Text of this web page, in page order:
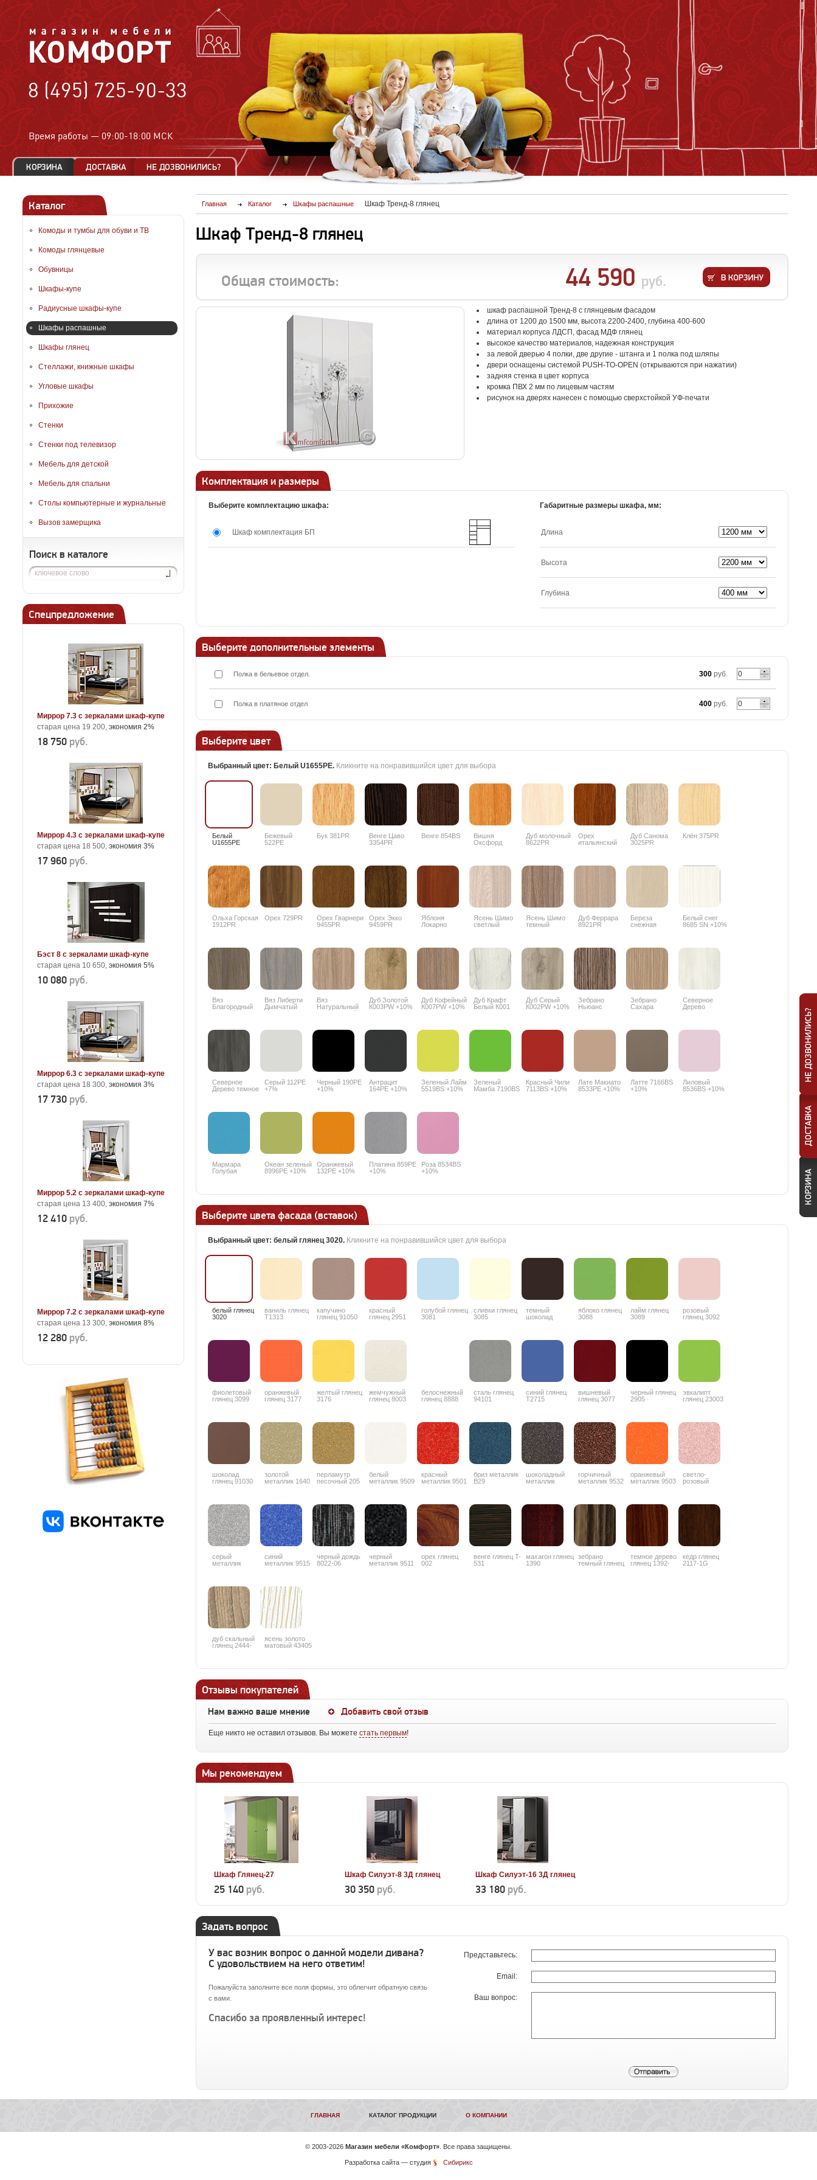
8 (495) 725-90-33
Время работы — 09:00-18:00 МСК
Каталог
Комоды и тумбы для обуви и ТВ
Комоды глянцевые
Обувницы
Шкафы-купе
Радиусные шкафы-купе
Шкафы распашные
Шкафы глянец
Стеллажи, книжные шкафы
Угловые шкафы
Прихожие
Стенки
Стенки под телевизор
Мебель для детской
Мебель для спальни
Столы компьютерные и журнальные
Вызов замерщика
Поиск в каталоге
Спецпредложение
Миррор 7.3 с зеркалами шкаф-купе
старая цена 19 200, экономия 2%
18 750 руб.
Миррор 4.3 с зеркалами шкаф-купе
старая цена 18 500, экономия 3%
17 960 руб.
Бэст 8 с зеркалами шкаф-купе
старая цена 10 650, экономия 5%
10 080 руб.
Миррор 6.3 с зеркалами шкаф-купе
старая цена 18 300, экономия 3%
17 730 руб.
Миррор 5.2 с зеркалами шкаф-купе
старая цена 13 400, экономия 7%
12 410 руб.
Миррор 7.2 с зеркалами шкаф-купе
старая цена 13 300, экономия 8%
12 280 руб.
Главная Каталог Шкафы распашные Шкаф Тренд-8 глянец
Шкаф Тренд-8 глянец
Общая стоимость: 44 590 руб.
шкаф распашной Тренд-8 с глянцевым фасадом
длина от 1200 до 1500 мм, высота 2200-2400, глубина 400-600
материал корпуса ЛДСП, фасад МДФ глянец
высокое качество материалов, надежная конструкция
за левой дверью 4 полки, две другие - штанга и 1 полка под шляпы
двери оснащены системой PUSH-TO-OPEN (открываются при нажатии)
задняя стенка в цвет корпуса
кромка ПВХ 2 мм по лицевым частям
рисунок на дверях нанесен с помощью сверхстойкой УФ-печати
Комплектация и размеры
Выберите комплектацию шкафа:
Шкаф комплектация БП
Габаритные размеры шкафа, мм:
Длина
Высота
Глубина
Выберите дополнительные элементы
Полка в бельевое отдел. 300 руб.
Полка в платяное отдел 400 руб.
Выберите цвет
Выбранный цвет: Белый U1655PE. Кликните на понравившийся цвет для выбора
Белый
U1655PE
Бежевый
522PE
Бук 381PR
Венге Цаво
3354PR
Венге 854BS
Вишня
Оксфорд
Дуб молочный
8622PR
Орех
итальянский
Дуб Санома
3025PR
Клён 375PR
Ольха Горская
1912PR
Орех 729PR
Орех Гварнери
9455PR
Орех Экко
9459PR
Яблоня
Локарно
Ясень Шимо
светлый
Ясень Шимо
темный
Дуб Феррара
8921PR
Береза
снежная
Белый снег
8685 SN +10%
Вяз
Благородный
темный
Вяз Либерти
Дымчатый
Вяз
Натуральный
благородный
Дуб Золотой
К003PW +10%
Дуб Кофейный
К007PW +10%
Дуб Крафт
Белый К001
Дуб Серый
К002PW +10%
Зебрано
Ньюанс
Зебрано
Сахара
Северное
Дерево
Северное
Дерево темное
Серый 112PE
+7%
Черный 190PE
+10%
Антрацит
164PE +10%
Зеленый Лайм
5519BS +10%
Зеленый
Мамба 7190BS
Красный Чили
7113BS +10%
Лате Макиато
8533PE +10%
Латте 7166BS
+10%
Лиловый
8536BS +10%
Мармара
Голубая
Океан зеленый
8996PE +10%
Оранжевый
132PE +10%
Платина 859PE
+10%
Роза 8534BS
+10%
Выберите цвета фасада (вставок)
Выбранный цвет: белый глянец 3020. Кликните на понравившийся цвет для выбора
белый глянец
3020
ваниль глянец
T1313
капучино
глянец 91050
красный
глянец 2951
голубой глянец
3081
сливки глянец
3085
темный
шоколад
яблоко глянец
3088
лайм глянец
3089
розовый
глянец 3092
фиолетовый
глянец 3099
оранжевый
глянец 3177
желтый глянец
3176
жемчужный
глянец 8003
белоснежный
глянец 8888
сталь глянец
94101
синий глянец
T2715
вишневый
глянец 3077
черный глянец
2905
эвкалипт
глянец 23003
шоколад
глянец 91030
золотой
металлик 1640
перламутр
песочный 205
белый
металлик 9509
красный
металлик 9501
бриз металлик
B29
шоколадный
металлик
горчичный
металлик 9532
оранжевый
металлик 9503
светло-
розовый
серый
металлик
синий
металлик 9515
черный дождь
8022-06
черный
металлик 9511
орех глянец
002
венге глянец T-
531
махагон глянец
1390
зебрано
темный глянец
темное дерево
глянец 1392-
кедр глянец
2117-1G
дуб скальный
глянец 2444-
ясень золото
матовый 43405
Отзывы покупателей
Нам важно ваше мнение Добавить свой отзыв
Еще никто не оставил отзывов. Вы можете стать первым!
Мы рекомендуем
Шкаф Глянец-27
25 140 руб.
Шкаф Силуэт-8 3Д глянец
30 350 руб.
Шкаф Силуэт-16 3Д глянец
33 180 руб.
Задать вопрос
У вас возник вопрос о данной модели дивана?
С удовольствием на него ответим!
Пожалуйста заполните все поля формы, это облегчит обратную связь
с вами.
Спасибо за проявленный интерес!
Представьтесь:
Email:
Ваш вопрос:
ГЛАВНАЯ КАТАЛОГ ПРОДУКЦИИ О КОМПАНИИ
© 2003-2026 Магазин мебели «Комфорт» . Все права защищены.
Разработка сайта— студия Сибирикс